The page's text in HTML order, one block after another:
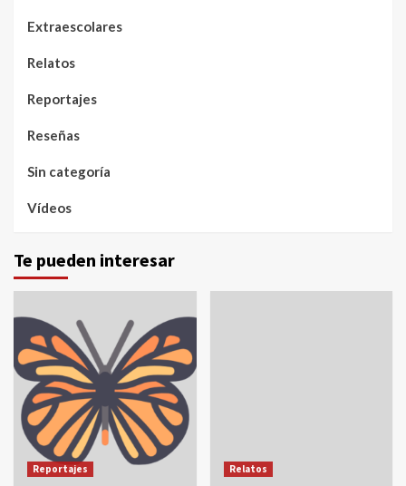
Extraescolares
Relatos
Reportajes
Reseñas
Sin categoría
Vídeos
Te pueden interesar
Reportajes Relatos